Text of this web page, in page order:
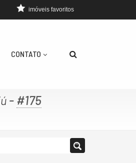
imóveis favoritos
CONTATO
- #175